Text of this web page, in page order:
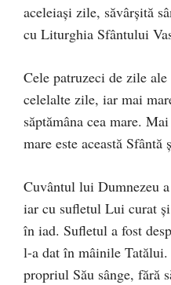
aceleiași zile, săvârșită
cu Liturghia Sfântului
Cele patruzeci de zile
celelalte zile, iar mai
săptămâna cea mare.
mare este această Sfântă
Cuvântul lui Dumnezeu
iar cu sufletul Lui curat
în iad. Sufletul a fost
l-a dat în mâinile
propriul Său sânge, fără